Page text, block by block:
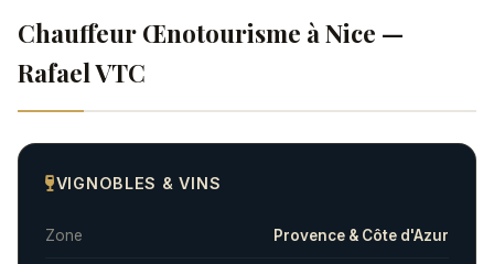
Chauffeur Œnotourisme à Nice —
Rafael VTC
VIGNOBLES & VINS
Zone Provence & Côte d'Azur